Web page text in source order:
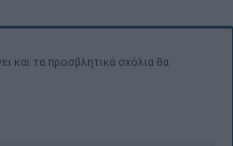
και τα προσβλητικά σχόλια θα